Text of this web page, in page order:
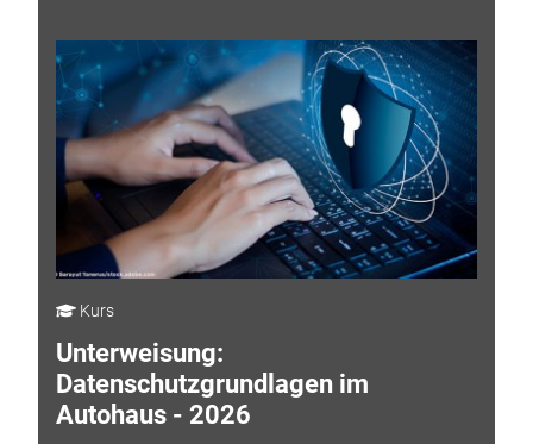
Kurs
Unterweisung:
Datenschutzgrundlagen im
Autohaus - 2026